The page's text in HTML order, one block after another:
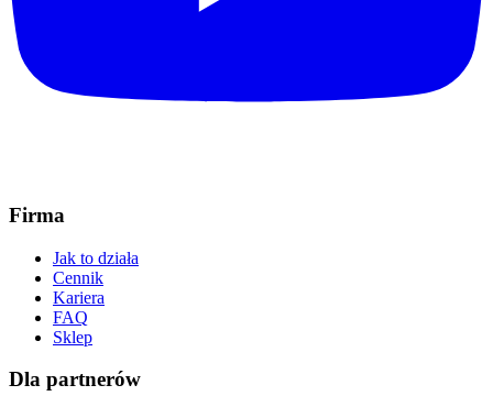
Firma
Jak to działa
Cennik
Kariera
FAQ
Sklep
Dla partnerów